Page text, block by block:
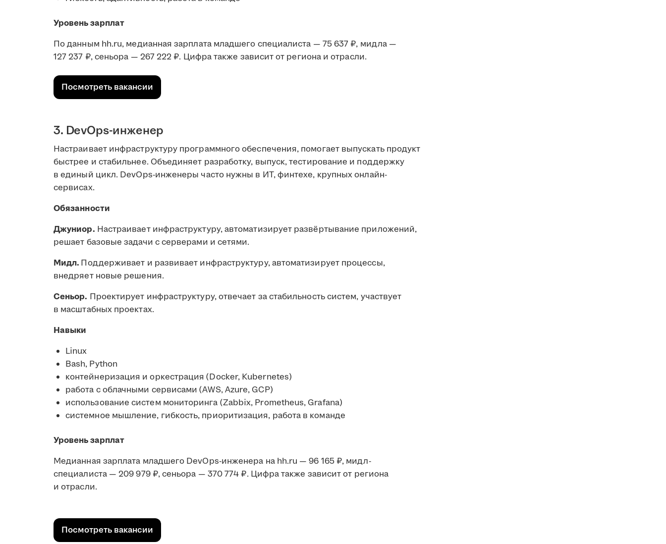
Уровень зарплат
По данным hh.ru, медианная зарплата младшего специалиста — 75 637 ₽, мидла —
127 237 ₽, сеньора — 267 222 ₽. Цифра также зависит от региона и отрасли.
Посмотреть вакансии
3. DevOps-инженер
Настраивает инфраструктуру программного обеспечения, помогает выпускать продукт
быстрее и стабильнее. Объединяет разработку, выпуск, тестирование и поддержку
в единый цикл. DevOps-инженеры часто нужны в ИТ, финтехе, крупных онлайн-
сервисах.
Обязанности
Джуниор. Настраивает инфраструктуру, автоматизирует развёртывание приложений,
решает базовые задачи с серверами и сетями.
Мидл. Поддерживает и развивает инфраструктуру, автоматизирует процессы,
внедряет новые решения.
Сеньор. Проектирует инфраструктуру, отвечает за стабильность систем, участвует
в масштабных проектах.
Навыки
Linux
Bash, Python
контейнеризация и оркестрация (Docker, Kubernetes)
работа с облачными сервисами (AWS, Azure, GCP)
использование систем мониторинга (Zabbix, Prometheus, Grafana)
системное мышление, гибкость, приоритизация, работа в команде
Уровень зарплат
Медианная зарплата младшего DevOps-инженера на hh.ru — 96 165 ₽, мидл-
специалиста — 209 979 ₽, сеньора — 370 774 ₽. Цифра также зависит от региона
и отрасли.
Посмотреть вакансии